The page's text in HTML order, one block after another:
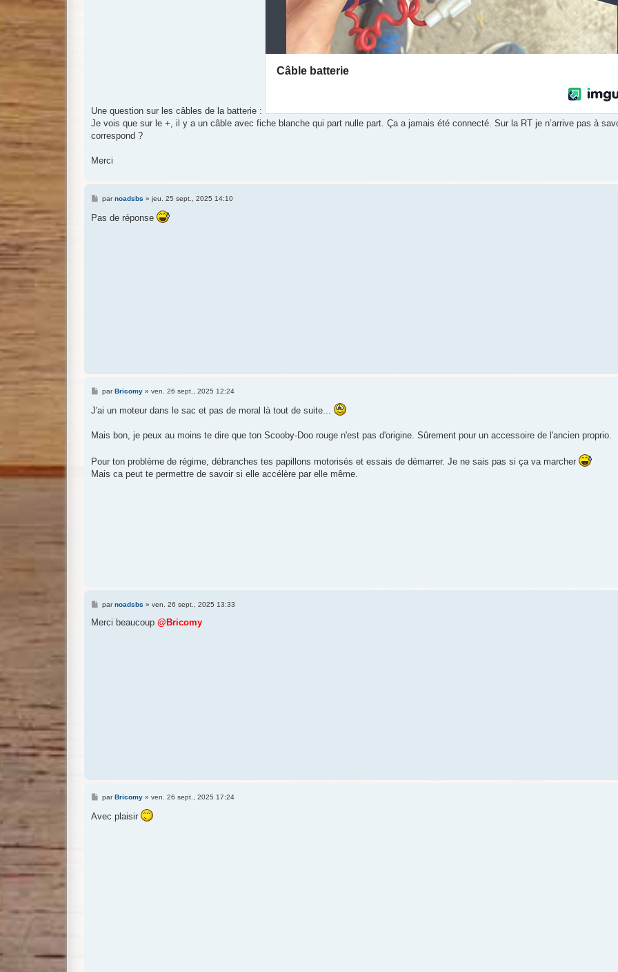
Une question sur les câbles de la batterie :
Je vois que sur le +, il y a un câble avec fiche blanche qui part nulle part. Ça a jamais été connecté. Sur la RT je n’arrive pas à
correspond ?
Merci
M
s
parnoadsbs » jeu. 25 sept., 2025 14:10
Pas de réponse
M
s
s
e
parBricomy» ven. 26 sept., 2025 12:24
J'ai un moteur dans le sac et pas de moral là tout de suite...
Mais bon, je peux au moins te dire que ton Scooby-Doo rouge n'est pas d'origine. Sûrement pour un accessoire de l'ancien proprio.
Pour ton problème de régime, débranches tes papillons motorisés et essais de démarrer. Je ne sais pas si ça va marcher
Mais ca peut te permettre de savoir si elle accélère par elle même.
M
s
parnoadsbs » ven. 26 sept., 2025 13:33
Merci beaucoup @Bricomy
M
s
parBricomy» ven. 26 sept., 2025 17:24
Avec plaisir